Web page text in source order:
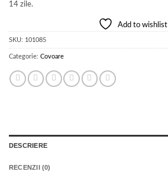
Add to wishlist
SKU: 101085
Categorie: Covoare
DESCRIERE
RECENZII (0)